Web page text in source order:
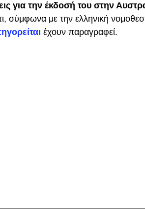
για την έκδοσή του στην
σύμφωνα με την ελληνική
έχουν παραγραφεί.